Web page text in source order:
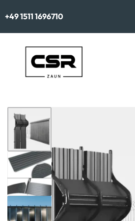
+49 1511 1696710